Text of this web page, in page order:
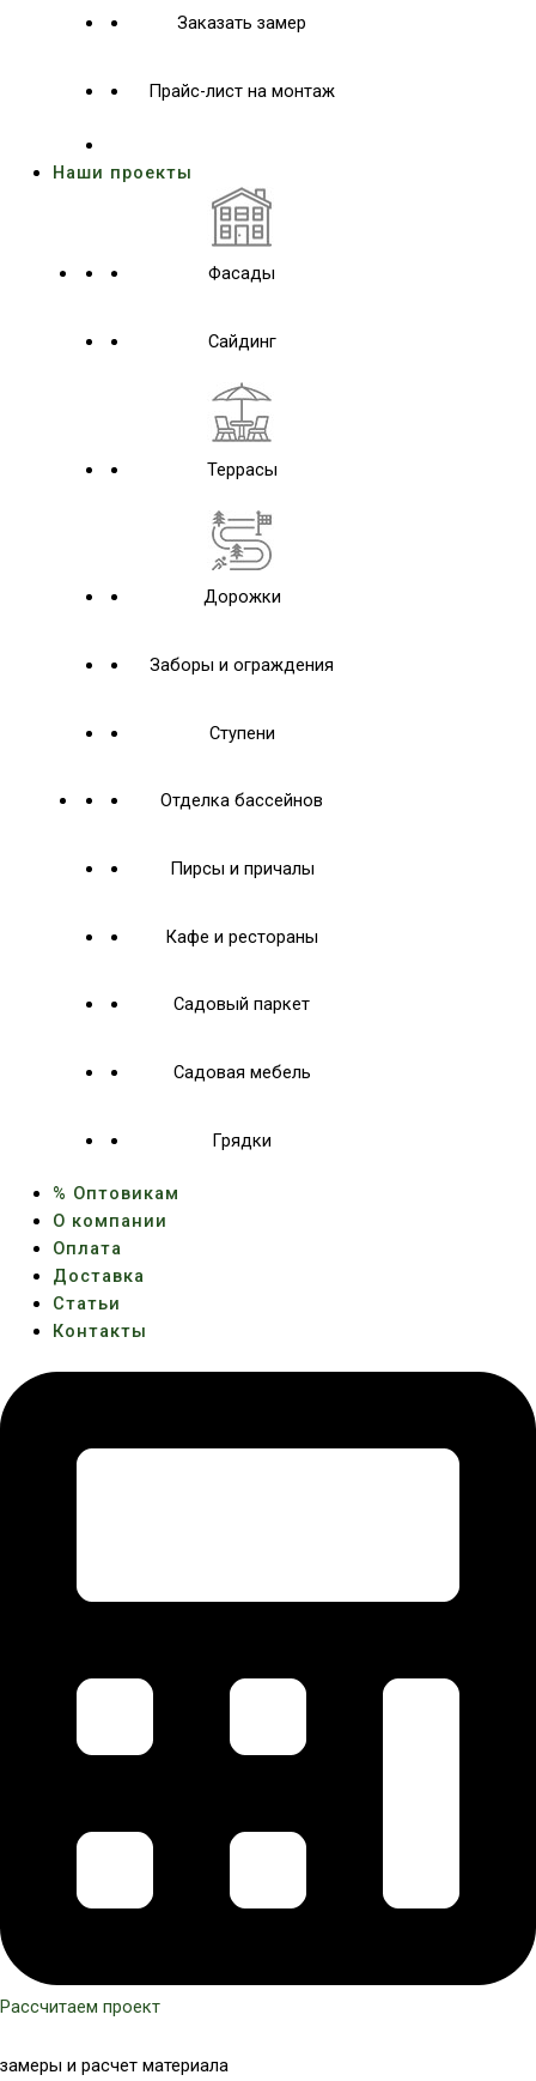
Заказать замер
Прайс-лист на монтаж
Наши проекты
Фасады
Сайдинг
Террасы
Дорожки
Заборы и ограждения
Ступени
Отделка бассейнов
Пирсы и причалы
Кафе и рестораны
Садовый паркет
Садовая мебель
Грядки
% Оптовикам
О компании
Оплата
Доставка
Статьи
Контакты
Рассчитаем проект
замеры и расчет материала